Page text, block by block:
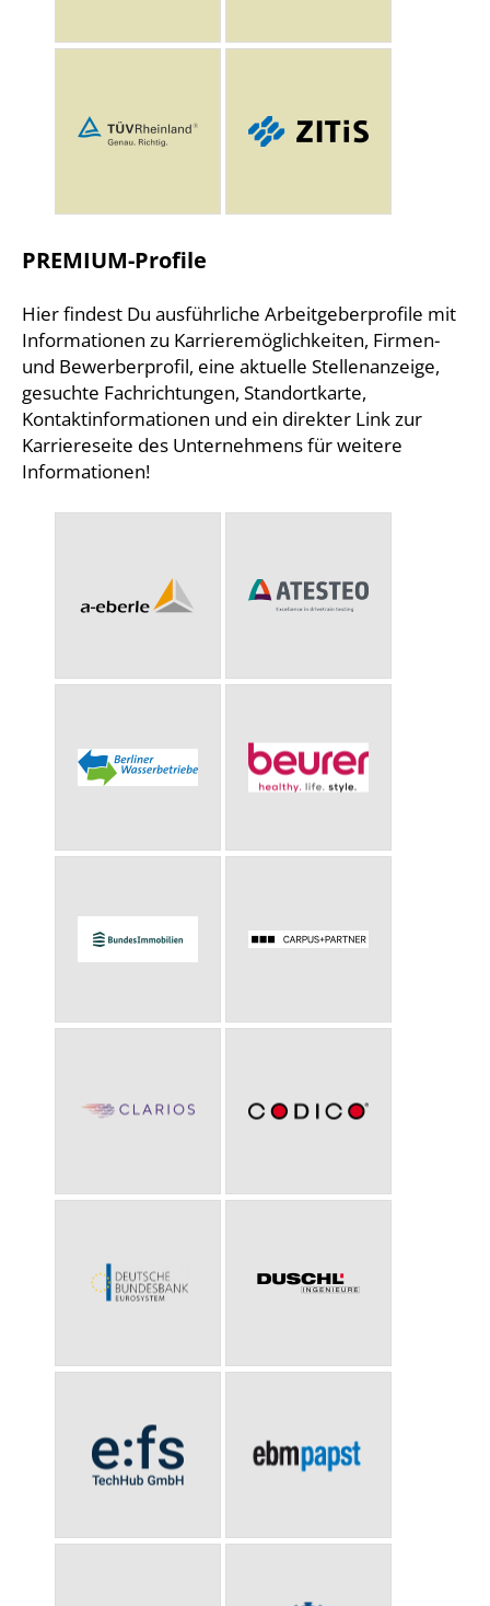
PREMIUM-Profile
Hier findest Du ausführliche Arbeitgeberprofile mit
Informationen zu Karrieremöglichkeiten, Firmen-
und Bewerberprofil, eine aktuelle Stellenanzeige,
gesuchte Fachrichtungen, Standortkarte,
Kontaktinformationen und ein direkter Link zur
Karriereseite des Unternehmens für weitere
Informationen!